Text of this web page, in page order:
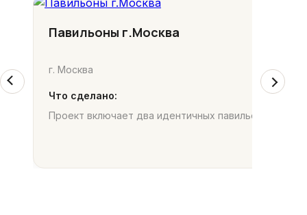
Павильоны г.Москва
г. Москва
Что сделано:
Проект включает два идентичных павильона,